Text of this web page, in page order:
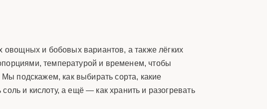
и бобовых вариантов, а также лёгких
температурой и временем, чтобы
подскажем, как выбирать сорта, какие
и кислоту, а ещё — как хранить и разогревать